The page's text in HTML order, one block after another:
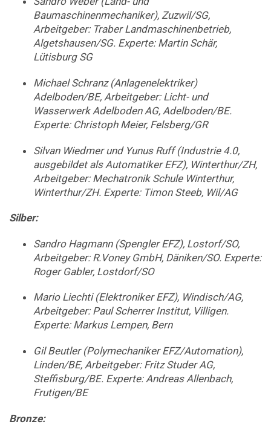
Baumaschinenmechaniker), Zuzwil/SG,
Arbeitgeber: Traber Landmaschinenbetrieb,
Algetshausen/SG. Experte: Martin Schär,
Lütisburg SG
Michael Schranz (Anlagenelektriker)
Adelboden/BE, Arbeitgeber: Licht- und
Wasserwerk Adelboden AG, Adelboden/BE.
Experte: Christoph Meier, Felsberg/GR
Silvan Wiedmer und Yunus Ruff (Industrie 4.0,
ausgebildet als Automatiker EFZ), Winterthur/ZH,
Arbeitgeber: Mechatronik Schule Winterthur,
Winterthur/ZH. Experte: Timon Steeb, Wil/AG
Silber:
Sandro Hagmann (Spengler EFZ), Lostorf/SO,
Arbeitgeber: R.Voney GmbH, Däniken/SO. Experte:
Roger Gabler, Lostdorf/SO
Mario Liechti (Elektroniker EFZ), Windisch/AG,
Arbeitgeber: Paul Scherrer Institut, Villigen.
Experte: Markus Lempen, Bern
Gil Beutler (Polymechaniker EFZ/Automation),
Linden/BE, Arbeitgeber: Fritz Studer AG,
Steffisburg/BE. Experte: Andreas Allenbach,
Frutigen/BE
Bronze: